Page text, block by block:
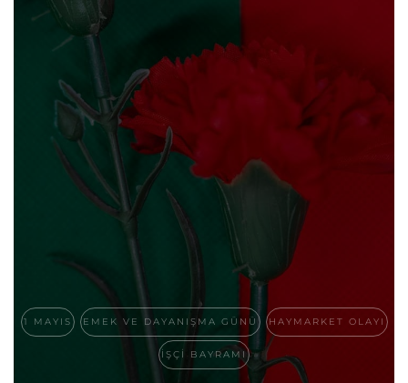
1 MAYIS EMEK VE DAYANIŞMA GÜNÜ HAYMARKET OLAYI
İŞÇI BAYRAMI